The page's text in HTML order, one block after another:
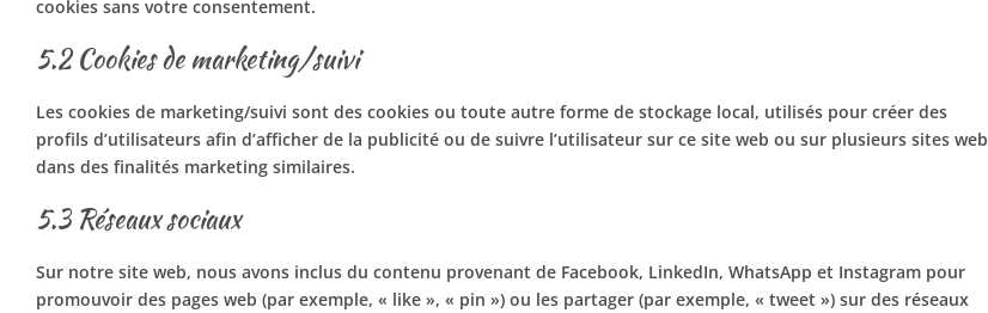
cookies sans votre consentement.
5.2 Cookies de marketing/suivi
Les cookies de marketing/suivi sont des cookies ou toute autre forme de stockage local, utilisés pour créer des
profils d’utilisateurs afin d’afficher de la publicité ou de suivre l’utilisateur sur ce site web ou sur plusieurs sites web
dans des finalités marketing similaires.
5.3 Réseaux sociaux
Sur notre site web, nous avons inclus du contenu provenant de Facebook, LinkedIn, WhatsApp et Instagram pour
promouvoir des pages web (par exemple, « like », « pin ») ou les partager (par exemple, « tweet ») sur des réseaux